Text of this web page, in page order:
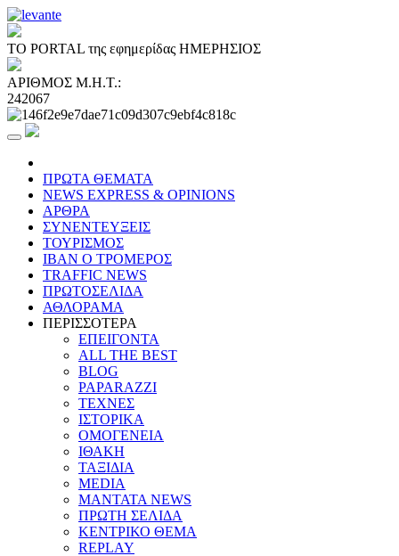
ΤΟ PORTAL της εφημερίδας ΗΜΕΡΗΣΙΟΣ
ΑΡΙΘΜΟΣ Μ.Η.Τ.:
242067
ΠΡΩΤΑ ΘΕΜΑΤΑ
NEWS EXPRESS & OPINIONS
ΑΡΘΡΑ
ΣΥΝΕΝΤΕΥΞΕΙΣ
ΤΟΥΡΙΣΜΟΣ
ΙΒΑΝ Ο ΤΡΟΜΕΡΟΣ
TRAFFIC NEWS
ΠΡΩΤΟΣΕΛΙΔΑ
ΑΘΛΟΡΑΜΑ
ΠΕΡΙΣΣΟΤΕΡΑ
ΕΠΕΙΓΟΝΤΑ
ALL THE BEST
BLOG
PAPARAZZI
ΤΕΧΝΕΣ
ΙΣΤΟΡΙΚΑ
ΟΜΟΓΕΝΕΙΑ
ΙΘΑΚΗ
ΤΑΞΙΔΙΑ
MEDIA
MANTATA NEWS
ΠΡΩΤΗ ΣΕΛΙΔΑ
ΚΕΝΤΡΙΚΟ ΘΕΜΑ
REPLAY